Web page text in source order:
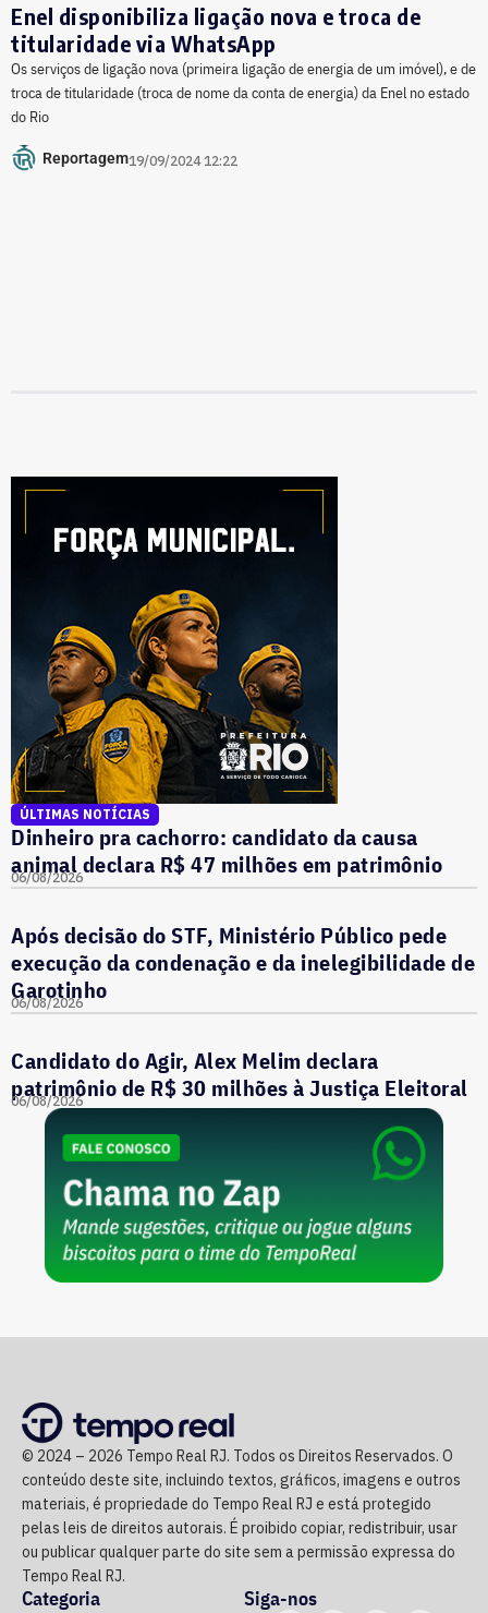
Enel disponibiliza ligação nova e troca de
titularidade via WhatsApp
Os serviços de ligação nova (primeira ligação de energia de um imóvel), e de
troca de titularidade (troca de nome da conta de energia) da Enel no estado
do Rio
Reportagem19/09/2024 12:22
ÚLTIMAS NOTÍCIAS
Dinheiro pra cachorro: candidato da causa
animal declara R$ 47 milhões em patrimônio
06/08/2026
Após decisão do STF, Ministério Público pede
execução da condenação e da inelegibilidade de
Garotinho
06/08/2026
Candidato do Agir, Alex Melim declara
patrimônio de R$ 30 milhões à Justiça Eleitoral
06/08/2026
© 2024 – 2026 Tempo Real RJ. Todos os Direitos Reservados. O
conteúdo deste site, incluindo textos, gráficos, imagens e outros
materiais, é propriedade do Tempo Real RJ e está protegido
pelas leis de direitos autorais. É proibido copiar, redistribuir, usar
ou publicar qualquer parte do site sem a permissão expressa do
Tempo Real RJ.
Categoria Siga-nos